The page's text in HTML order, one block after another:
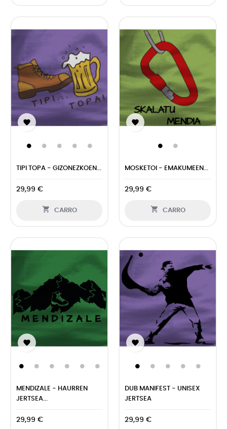

TIPI TOPA - GIZONEZKOEN...
29,99 €
 CARRO

MOSKETOI - EMAKUMEEN...
29,99 €
 CARRO

MENDIZALE - HAURREN
JERTSEA...
29,99 €

DUB MANIFEST - UNISEX
JERTSEA
29,99 €